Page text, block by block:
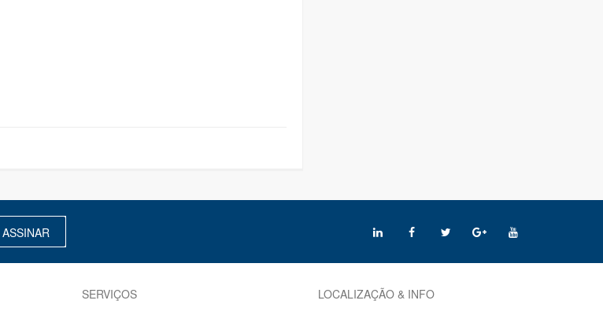
ASSINAR
SERVIÇOS LOCALIZAÇÃO & INFO